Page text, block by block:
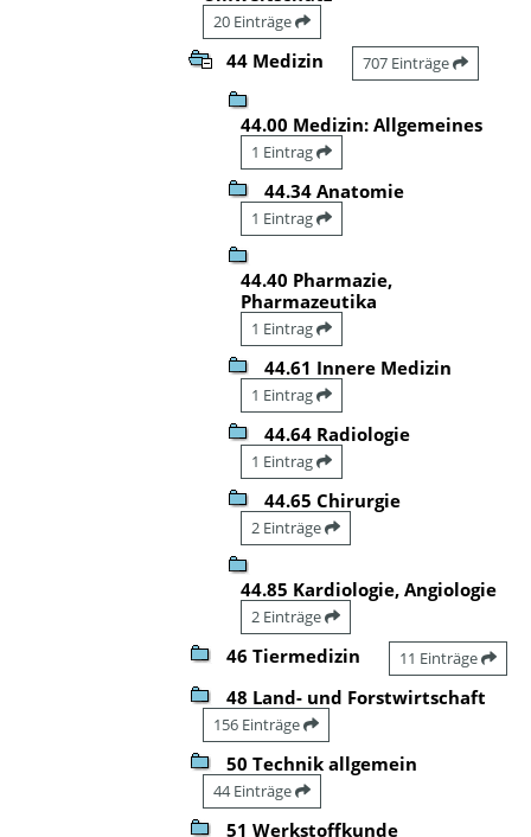
20 Einträge
44 Medizin 707 Einträge
44.00 Medizin: Allgemeines
1 Eintrag
44.34 Anatomie
1 Eintrag
44.40 Pharmazie,
Pharmazeutika
1 Eintrag
44.61 Innere Medizin
1 Eintrag
44.64 Radiologie
1 Eintrag
44.65 Chirurgie
2 Einträge
44.85 Kardiologie, Angiologie
2 Einträge
46 Tiermedizin 11 Einträge
48 Land- und Forstwirtschaft
156 Einträge
50 Technik allgemein
44 Einträge
51 Werkstoffkunde